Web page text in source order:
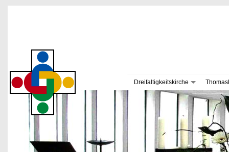
Dreifaltigkeitskirche